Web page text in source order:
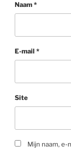
Naam*
E-mail *
Site
Mijn naam, e-